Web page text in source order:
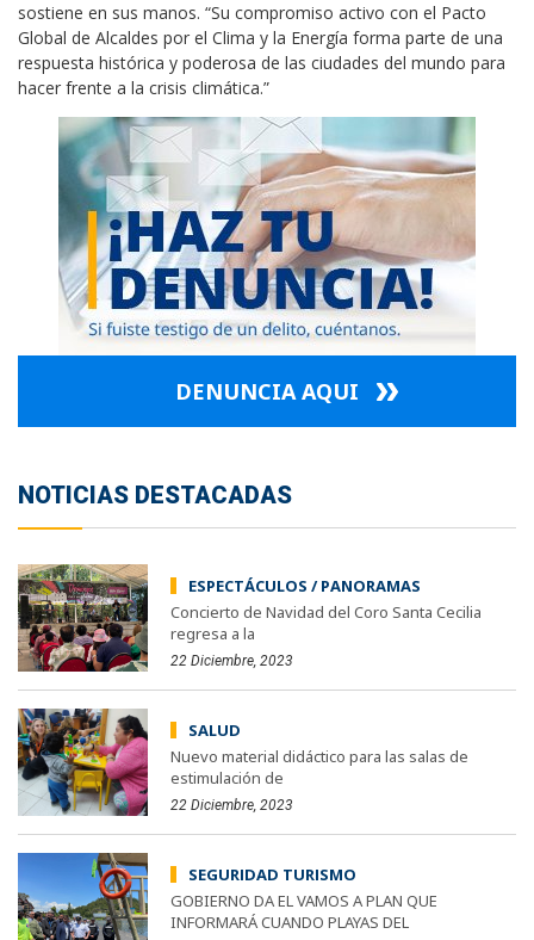
sostiene en sus manos. “Su compromiso activo con el Pacto
Global de Alcaldes por el Clima y la Energía forma parte de una
respuesta histórica y poderosa de las ciudades del mundo para
hacer frente a la crisis climática.”
DENUNCIA AQUI
NOTICIAS DESTACADAS
ESPECTÁCULOS / PANORAMAS
Concierto de Navidad del Coro Santa Cecilia
regresa a la
22 Diciembre, 2023
SALUD
Nuevo material didáctico para las salas de
estimulación de
22 Diciembre, 2023
SEGURIDAD TURISMO
GOBIERNO DA EL VAMOS A PLAN QUE
INFORMARÁ CUANDO PLAYAS DEL